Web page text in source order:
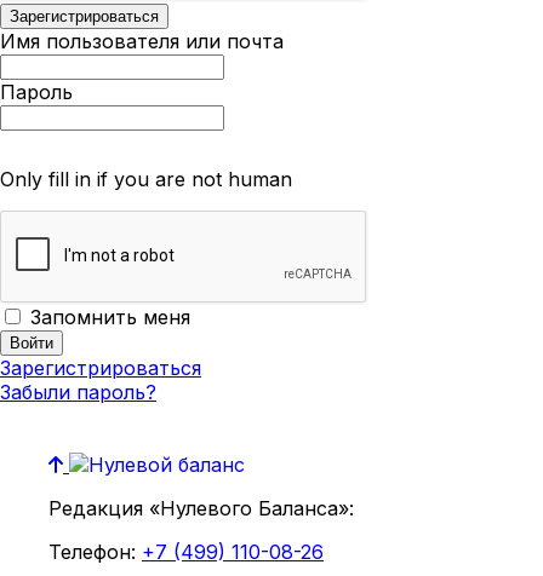
Имя пользователя или почта
Пароль
Only fill in if you are not human
Запомнить меня
Зарегистрироваться
Забыли пароль?
Редакция «Нулевого Баланса»:
Телефон: +7 (499) 110-08-26